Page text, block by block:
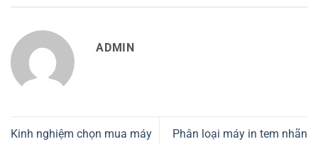
ADMIN
Kinh nghiệm chọn mua máy
Phân loại máy in tem nhãn